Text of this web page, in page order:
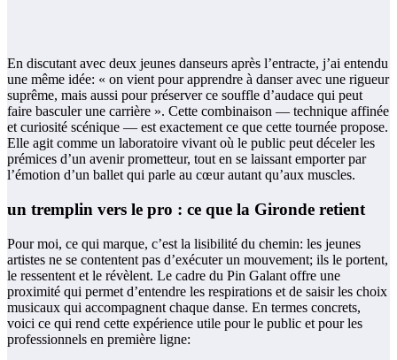
En discutant avec deux jeunes danseurs après l’entracte, j’ai entendu
une même idée: « on vient pour apprendre à danser avec une rigueur
suprême, mais aussi pour préserver ce souffle d’audace qui peut
faire basculer une carrière ». Cette combinaison — technique affinée
et curiosité scénique — est exactement ce que cette tournée propose.
Elle agit comme un laboratoire vivant où le public peut déceler les
prémices d’un avenir prometteur, tout en se laissant emporter par
l’émotion d’un ballet qui parle au cœur autant qu’aux muscles.
un tremplin vers le pro : ce que la Gironde retient
Pour moi, ce qui marque, c’est la lisibilité du chemin: les jeunes
artistes ne se contentent pas d’exécuter un mouvement; ils le portent,
le ressentent et le révèlent. Le cadre du Pin Galant offre une
proximité qui permet d’entendre les respirations et de saisir les choix
musicaux qui accompagnent chaque danse. En termes concrets,
voici ce qui rend cette expérience utile pour le public et pour les
professionnels en première ligne: